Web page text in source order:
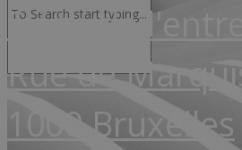
Siège de
Rue de Marquis
1000 Bruxelles